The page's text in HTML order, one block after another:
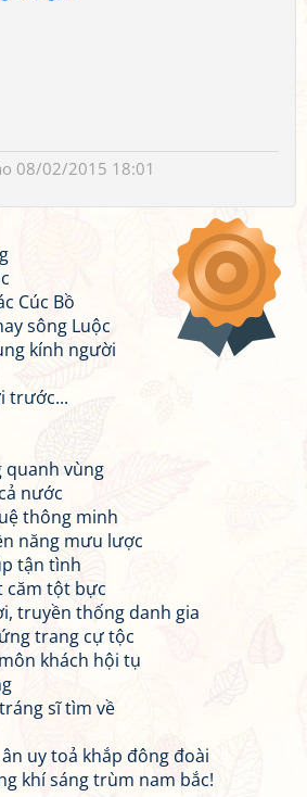
08/02/2015 18:01
Cúc Bồ
sông Luộc
kính người
trước...
quanh vùng
nước
thông minh
năng mưu lược
tận tình
căm tột bực
truyền thống danh gia
trang cự tộc
khách hội tụ
sĩ tìm về
uy toả khắp đông đoài
khí sáng trùm nam bắc!